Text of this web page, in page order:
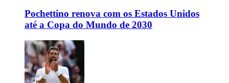
Pochettino renova com os Estados Unidos
até a Copa do Mundo de 2030